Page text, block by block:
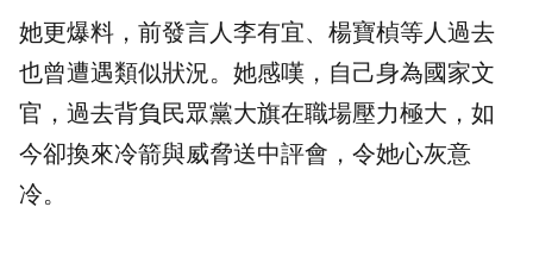
她更爆料，前發言人李有宜、楊寶楨等人過去
也曾遭遇類似狀況。她感嘆，自己身為國家文
官，過去背負民眾黨大旗在職場壓力極大，如
今卻換來冷箭與威脅送中評會，令她心灰意
冷。